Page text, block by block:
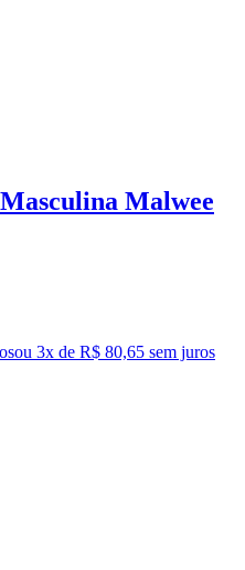
Malwee
ou 3x de R$ 80,65 sem juros